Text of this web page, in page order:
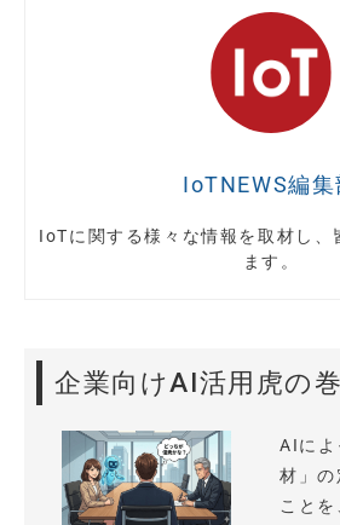
IoTNEWS編集
IoTに関する様々な情報を取材し、
ます。
企業向けAI活用虎の巻
AIによ
材」の
ことを